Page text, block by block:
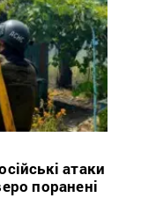
атаки
поранені